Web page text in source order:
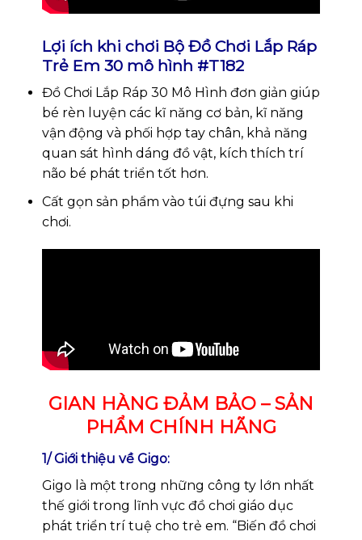
Lợi ích khi chơi Bộ Đồ Chơi Lắp Ráp
Trẻ Em 30 mô hình #T182
Đồ Chơi Lắp Ráp 30 Mô Hình đơn giản giúp
bé rèn luyện các kĩ năng cơ bản, kĩ năng
vận động và phối hợp tay chân, khả năng
quan sát hình dáng đồ vật, kích thích trí
não bé phát triển tốt hơn.
Cất gọn sản phẩm vào túi đựng sau khi
chơi.
GIAN HÀNG ĐẢM BẢO – SẢN
PHẨM CHÍNH HÃNG
1/ Giới thiệu về Gigo:
Gigo là một trong những công ty lớn nhất
thế giới trong lĩnh vực đồ chơi giáo dục
phát triển trí tuệ cho trẻ em. “Biến đồ chơi